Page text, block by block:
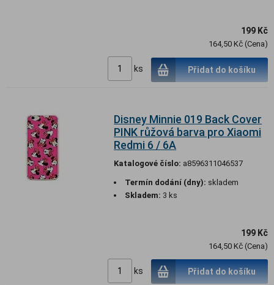
199 Kč
164,50 Kč (Cena)
ks Přidat do košíku
Disney Minnie 019 Back Cover
PINK růžová barva pro Xiaomi
Redmi 6 / 6A
Katalogové číslo: a8596311046537
Termín dodání (dny): skladem
Skladem: 3 ks
199 Kč
164,50 Kč (Cena)
ks Přidat do košíku